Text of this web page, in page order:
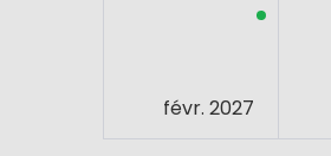
févr. 2027